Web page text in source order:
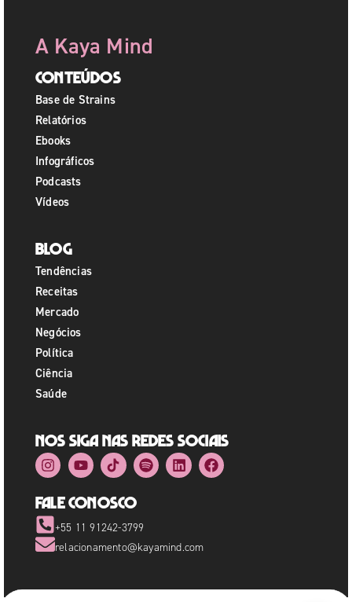
A Kaya Mind
Conteúdos
Base de Strains
Relatórios
Ebooks
Infográficos
Podcasts
Vídeos
Blog
Tendências
Receitas
Mercado
Negócios
Política
Ciência
Saúde
Nos siga nas redes sociais
Fale Conosco
+55 11 91242-3799
relacionamento@kayamind.com